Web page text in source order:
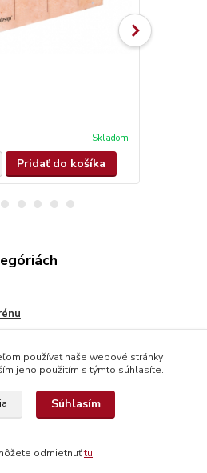
Skladom
Pridať do košíka
všetky práva vyhradené
používať naše webové stránky
jeho použitím s týmto súhlasíte.
Súhlasím
odmietnuťtu.